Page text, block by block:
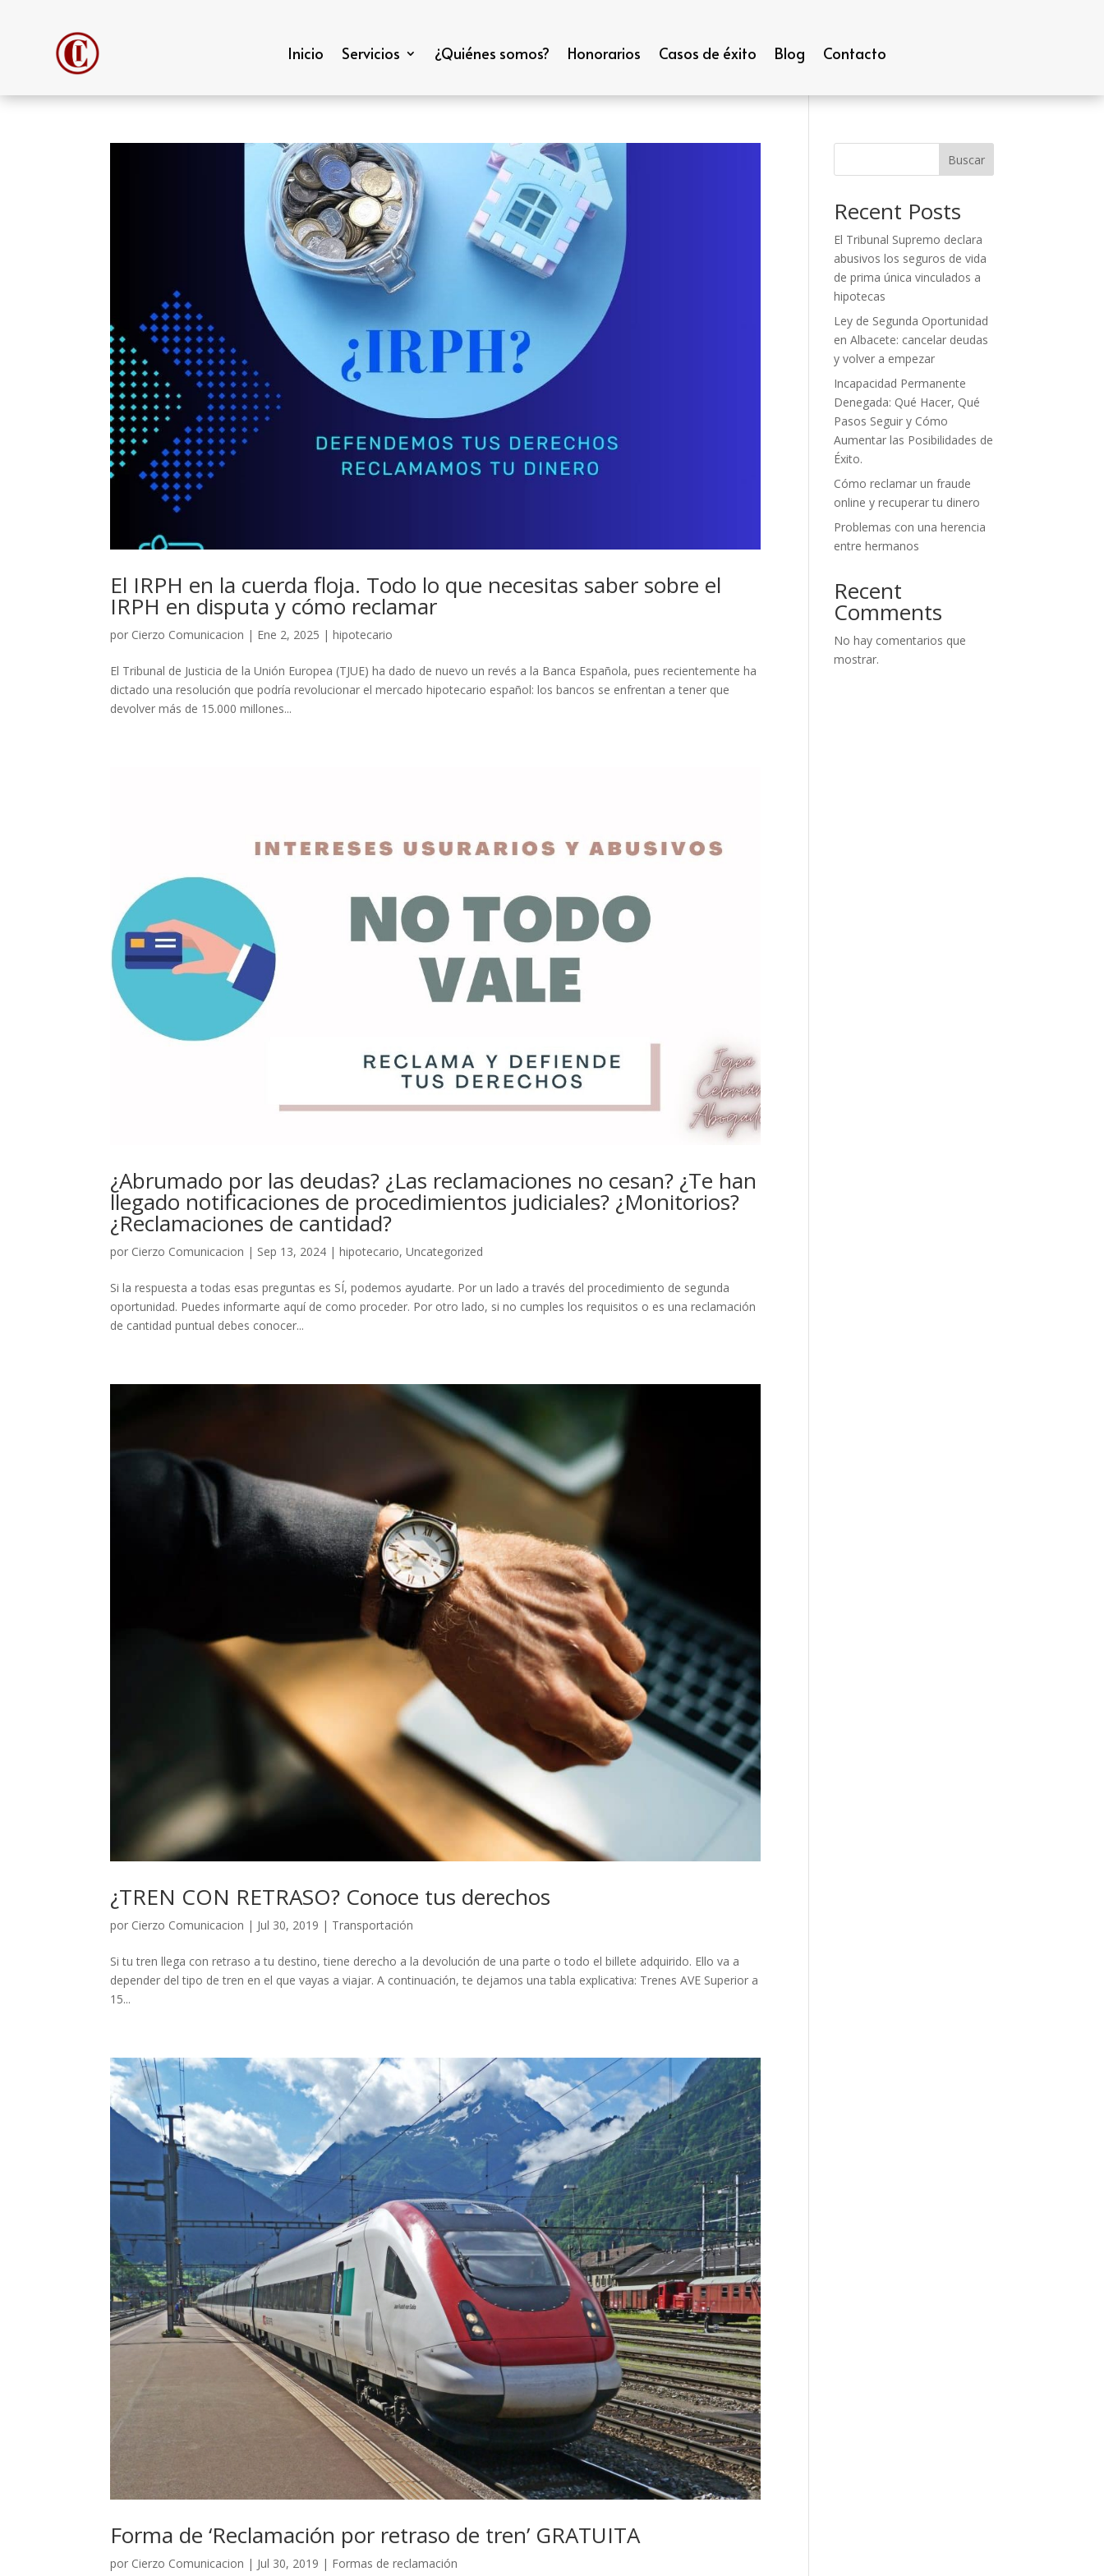
Inicio Servicios ¿Quiénes somos? Honorarios Casos de éxito Blog Contacto
El IRPH en la cuerda floja. Todo lo que necesitas saber sobre el
IRPH en disputa y cómo reclamar
por Cierzo Comunicacion | Ene 2, 2025 |hipotecario
El Tribunal de Justicia de la Unión Europea (TJUE) ha dado de nuevo un revés a la Banca Española, pues recientemente ha
dictado una resolución que podría revolucionar el mercado hipotecario español: los bancos se enfrentan a tener que
devolver más de 15.000 millones...
¿Abrumado por las deudas? ¿Las reclamaciones no cesan? ¿Te han
llegado notificaciones de procedimientos judiciales? ¿Monitorios?
¿Reclamaciones de cantidad?
por Cierzo Comunicacion | Sep 13, 2024 |hipotecario,Uncategorized
Si la respuesta a todas esas preguntas es SÍ, podemos ayudarte. Por un lado a través del procedimiento de segunda
oportunidad. Puedes informarte aquí de como proceder. Por otro lado, si no cumples los requisitos o es una reclamación
de cantidad puntual debes conocer...
¿TREN CON RETRASO? Conoce tus derechos
por Cierzo Comunicacion | Jul 30, 2019 | Transportación
Si tu tren llega con retraso a tu destino, tiene derecho a la devolución de una parte o todo el billete adquirido. Ello va a
depender del tipo de tren en el que vayas a viajar. A continuación, te dejamos una tabla explicativa: Trenes AVE Superior a
15...
Forma de ‘Reclamación por retraso de tren’ GRATUITA
por Cierzo Comunicacion | Jul 30, 2019 | Formas de reclamación
Buscar
Recent Posts
El Tribunal Supremo declara
abusivos los seguros de vida
de prima única vinculados a
hipotecas
Ley de Segunda Oportunidad
en Albacete: cancelar deudas
y volver a empezar
Incapacidad Permanente
Denegada: Qué Hacer, Qué
Pasos Seguir y Cómo
Aumentar las Posibilidades de
Éxito.
Cómo reclamar un fraude
online y recuperar tu dinero
Problemas con una herencia
entre hermanos
Recent
Comments
No hay comentarios que
mostrar.